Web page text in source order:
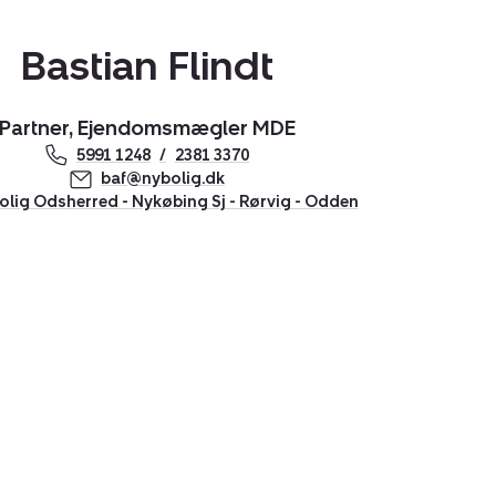
Bastian Flindt
Partner, Ejendomsmægler MDE
5991 1248
2381 3370
baf@nybolig.dk
Odsherred - Nykøbing Sj - Rørvig - Odden